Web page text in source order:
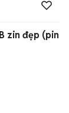
zin đẹp (pin